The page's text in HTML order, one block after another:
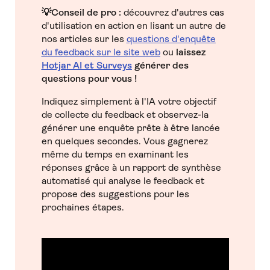
💡Conseil de pro : découvrez d'autres cas
d'utilisation en action en lisant un autre de
nos articles sur les questions d'enquête
du feedback sur le site webou laissez
Hotjar AI et Surveysgénérer des
questions pour vous !
Indiquez simplement à l'IA votre objectif
de collecte du feedback et observez-la
générer une enquête prête à être lancée
en quelques secondes. Vous gagnerez
même du temps en examinant les
réponses grâce à un rapport de synthèse
automatisé qui analyse le feedback et
propose des suggestions pour les
prochaines étapes.